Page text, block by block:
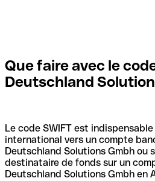
Que faire avec le
Deutschland
Le code SWIFT est
international vers un compte
Deutschland Solutions Gmbh ou
destinataire de fonds sur un
Deutschland Solutions Gmbh en